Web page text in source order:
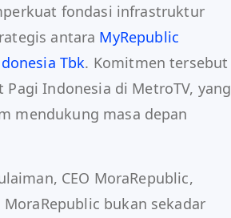
fondasi infrastruktur
antara MyRepublic
Tbk. Komitmen tersebut
Indonesia di MetroTV, yang
mendukung masa depan
CEO MoraRepublic,
bukan sekadar